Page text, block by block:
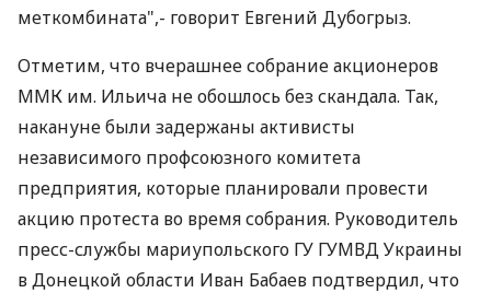
меткомбината",- говорит Евгений Дубогрыз.
Отметим, что вчерашнее собрание акционеров
ММК им. Ильича не обошлось без скандала. Так,
накануне были задержаны активисты
независимого профсоюзного комитета
предприятия, которые планировали провести
акцию протеста во время собрания. Руководитель
пресс-службы мариупольского ГУ ГУМВД Украины
в Донецкой области Иван Бабаев подтвердил, что